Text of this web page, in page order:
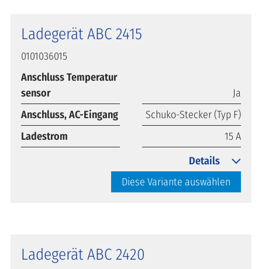
Ladegerät ABC 2415
0101036015
Anschluss Temperatur
sensor
Ja
Anschluss, AC-Eingang
Schuko-Stecker (Typ F)
Ladestrom
15 A
Diese Variante auswählen
Details
Ladegerät ABC 2420